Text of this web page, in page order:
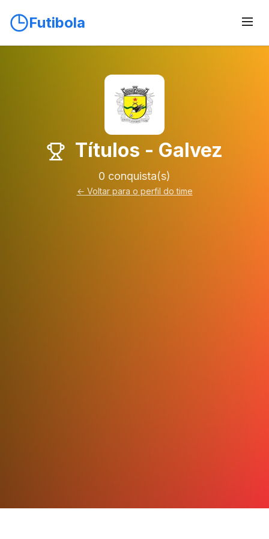
Futibola
Títulos - Galvez
0 conquista(s)
← Voltar para o perfil do time